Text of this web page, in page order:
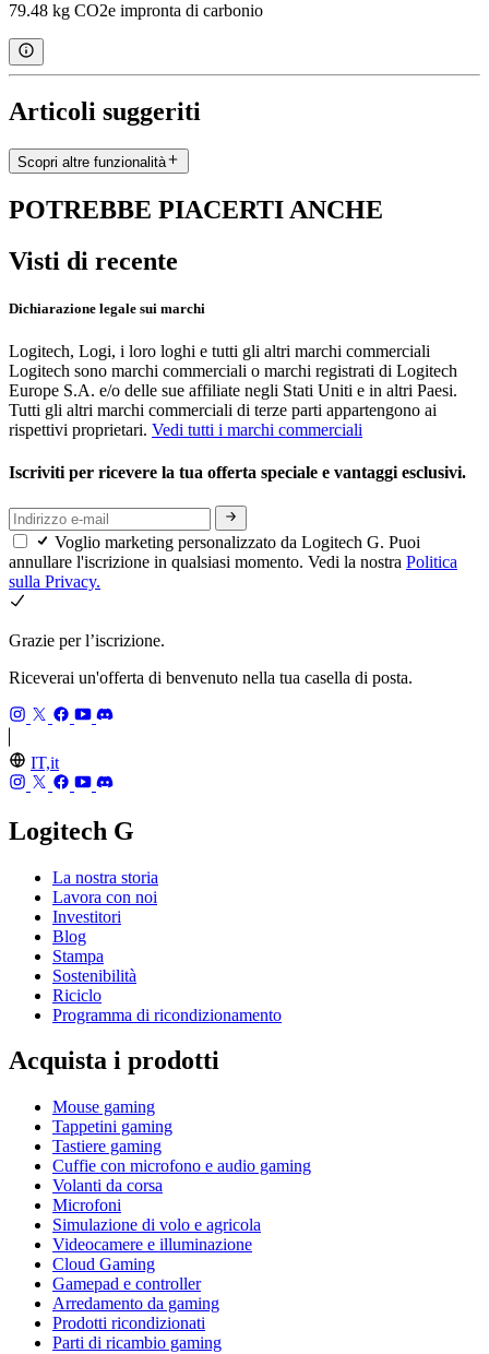
79.48 kg CO2e impronta di carbonio
Articoli suggeriti
Scopri altre funzionalità
POTREBBE PIACERTI ANCHE
Visti di recente
Dichiarazione legale sui marchi
Logitech, Logi, i loro loghi e tutti gli altri marchi commerciali
Logitech sono marchi commerciali o marchi registrati di Logitech
Europe S.A. e/o delle sue affiliate negli Stati Uniti e in altri Paesi.
Tutti gli altri marchi commerciali di terze parti appartengono ai
rispettivi proprietari. Vedi tutti i marchi commerciali
Iscriviti per ricevere la tua offerta speciale e vantaggi esclusivi.
Voglio marketing personalizzato da Logitech G. Puoi
annullare l'iscrizione in qualsiasi momento. Vedi la nostra Politica
sulla Privacy.
Grazie per l’iscrizione.
Riceverai un'offerta di benvenuto nella tua casella di posta.
IT,it
Logitech G
La nostra storia
Lavora con noi
Investitori
Blog
Stampa
Sostenibilità
Riciclo
Programma di ricondizionamento
Acquista i prodotti
Mouse gaming
Tappetini gaming
Tastiere gaming
Cuffie con microfono e audio gaming
Volanti da corsa
Microfoni
Simulazione di volo e agricola
Videocamere e illuminazione
Cloud Gaming
Gamepad e controller
Arredamento da gaming
Prodotti ricondizionati
Parti di ricambio gaming